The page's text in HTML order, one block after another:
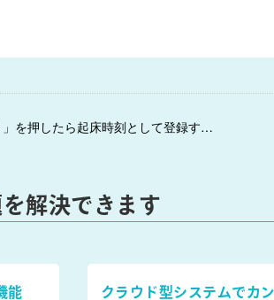
← モーニングコール：スタッフが「１＃」を押したら起床時刻として登録する設定を追加しました。
解決できます
能
クラウド型システムでカ